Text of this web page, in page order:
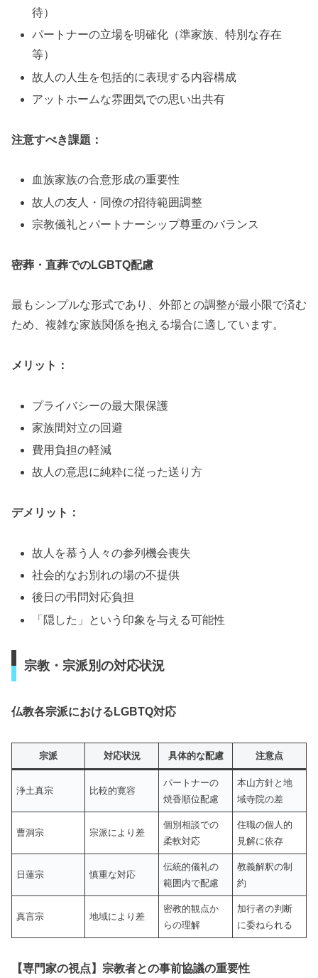
待）
パートナーの立場を明確化（準家族、特別な存在
等）
故人の人生を包括的に表現する内容構成
アットホームな雰囲気での思い出共有
注意すべき課題：
血族家族の合意形成の重要性
故人の友人・同僚の招待範囲調整
宗教儀礼とパートナーシップ尊重のバランス
密葬・直葬でのLGBTQ配慮
最もシンプルな形式であり、外部との調整が最小限で済む
ため、複雑な家族関係を抱える場合に適しています。
メリット：
プライバシーの最大限保護
家族間対立の回避
費用負担の軽減
故人の意思に純粋に従った送り方
デメリット：
故人を慕う人々の参列機会喪失
社会的なお別れの場の不提供
後日の弔問対応負担
「隠した」という印象を与える可能性
宗教・宗派別の対応状況
仏教各宗派におけるLGBTQ対応
宗派 対応状況 具体的な配慮 注意点
浄土真宗 比較的寛容
パートナーの
焼香順位配慮
本山方針と地
域寺院の差
曹洞宗 宗派により差
個別相談での
柔軟対応
住職の個人的
見解に依存
日蓮宗 慎重な対応
伝統的儀礼の
範囲内で配慮
教義解釈の制
約
真言宗 地域により差
密教的観点か
らの理解
加行者の判断
に委ねられる
【専門家の視点】宗教者との事前協議の重要性